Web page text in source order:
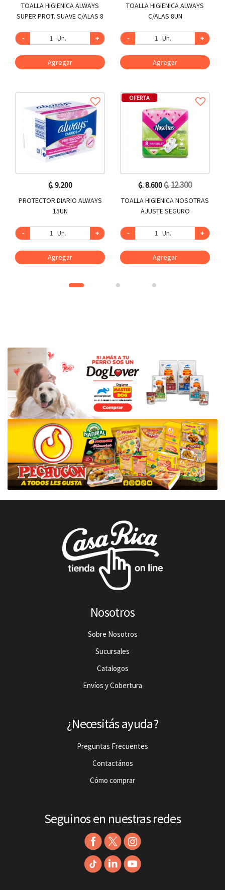
TOALLA HIGIENICA ALWAYS
SUPER PROT. SUAVE C/ALAS 8
- Un. +
Agregar
₲. 9.200
PROTECTOR DIARIO ALWAYS
15UN
- Un. +
Agregar
TOALLA HIGIENICA ALWAYS
C/ALAS 8UN
- Un. +
Agregar
OFERTA
₲. 8.600₲. 12.300
TOALLA HIGIENICA NOSOTRAS
AJUSTE SEGURO
- Un. +
Agregar
Nosotros
Sobre Nosotros
Sucursales
Catalogos
Envíos y Cobertura
¿Necesitás ayuda?
Preguntas Frecuentes
Contactános
Cómo comprar
Seguinos en nuestras redes